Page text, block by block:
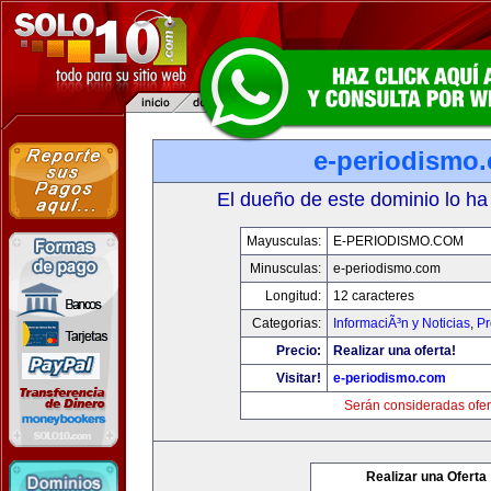
e-
El dueño de este dominio lo
Mayusculas:
E-PERIODISMO.COM
Minusculas:
e-periodismo.com
Longitud:
12 caracteres
Categorias:
InformaciÃ³n y Noticias,
Precio:
Realizar una oferta!
Visitar!
e-periodismo.com
Serán consideradas
Realizar una Oferta